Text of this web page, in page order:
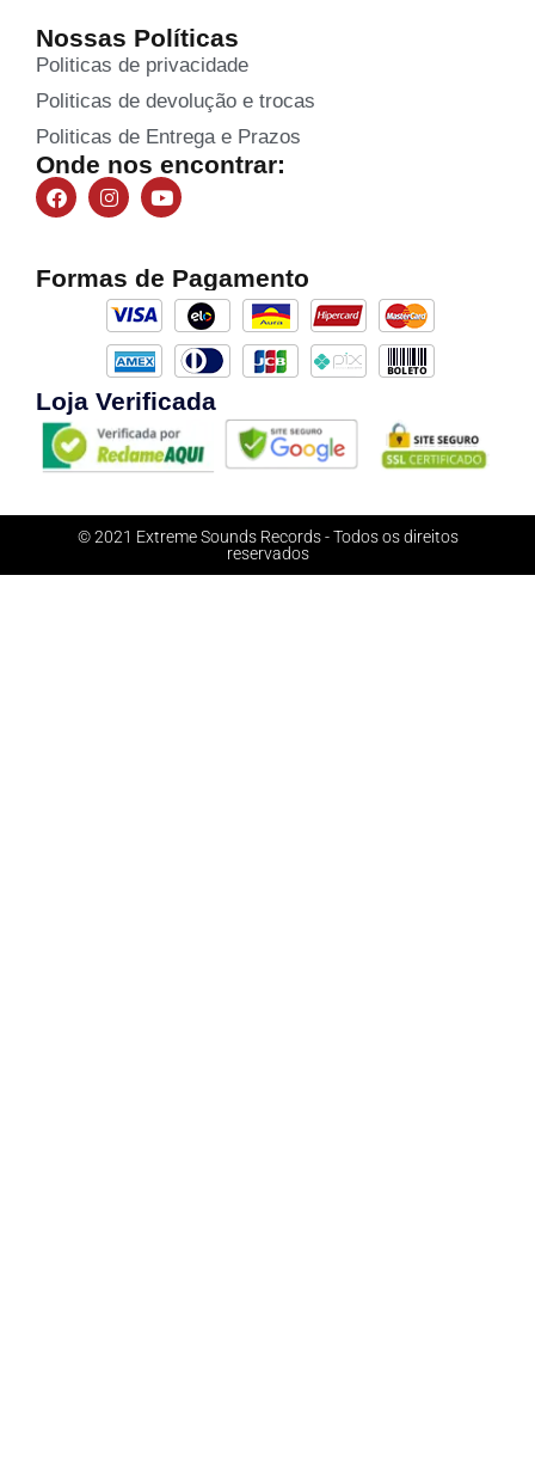
Nossas Políticas
Politicas de privacidade
Politicas de devolução e trocas
Politicas de Entrega e Prazos
Onde nos encontrar:
Formas de Pagamento
Loja Verificada
© 2021 Extreme Sounds Records - Todos os direitos
reservados